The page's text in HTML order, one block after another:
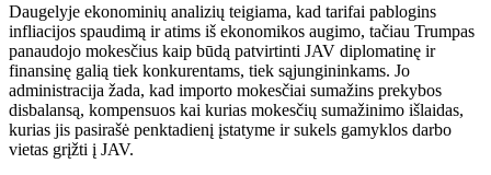
Daugelyje ekonominių analizių teigiama, kad tarifai pablogins
infliacijos spaudimą ir atims iš ekonomikos augimo, tačiau Trumpas
panaudojo mokesčius kaip būdą patvirtinti JAV diplomatinę ir
finansinę galią tiek konkurentams, tiek sąjungininkams. Jo
administracija žada, kad importo mokesčiai sumažins prekybos
disbalansą, kompensuos kai kurias mokesčių sumažinimo išlaidas,
kurias jis pasirašė penktadienį įstatyme ir sukels gamyklos darbo
vietas grįžti į JAV.